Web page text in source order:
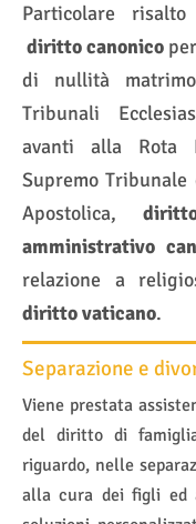
Particolare
diritto canonico
di nullità
Tribunali
avanti alla Rota
Supremo Tribunale
Apostolica,
amministrativo
relazione a
diritto vaticano.
Separazione e
Viene prestata
del diritto di
riguardo, nelle
alla cura dei figli ed